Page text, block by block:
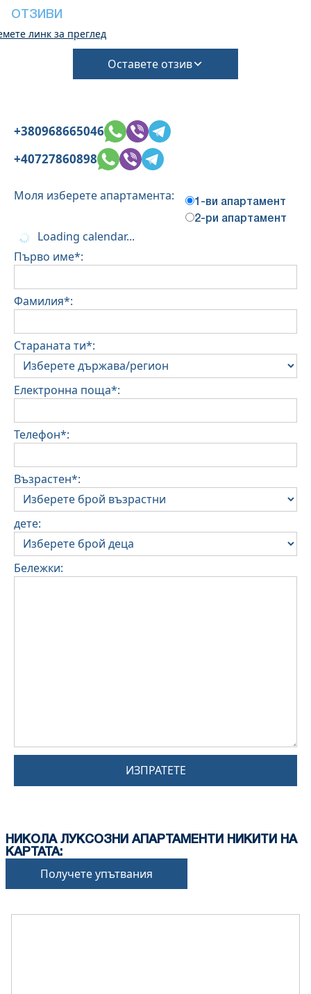
Освобождаването обаче може да бъде
състояние на къщата
Не се допускат домашни любимци
ОТЗИВИ
линк за преглед
Оставете отзив
+380968665046
+40727860898
Моля изберете апартамента:
1-ви апартамент
2-ри апартамент
Loading calendar...
Първо име*:
Фамилия*:
Стараната ти*:
Електронна поща*:
Телефон*:
Възрастен*:
дете:
Бележки:
ИЗПРАТЕТЕ
НИКОЛА ЛУКСОЗНИ АПАРТАМЕНТИ НИКИТИ НА
КАРТАТА:
Получете упътвания